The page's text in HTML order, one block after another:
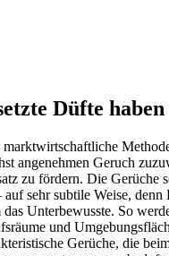
Düfte
angenehmen Geruch
zu fördern. Die Gerüche
sehr subtile Weise, denn
Unterbewusste. So
und
Gerüche, die